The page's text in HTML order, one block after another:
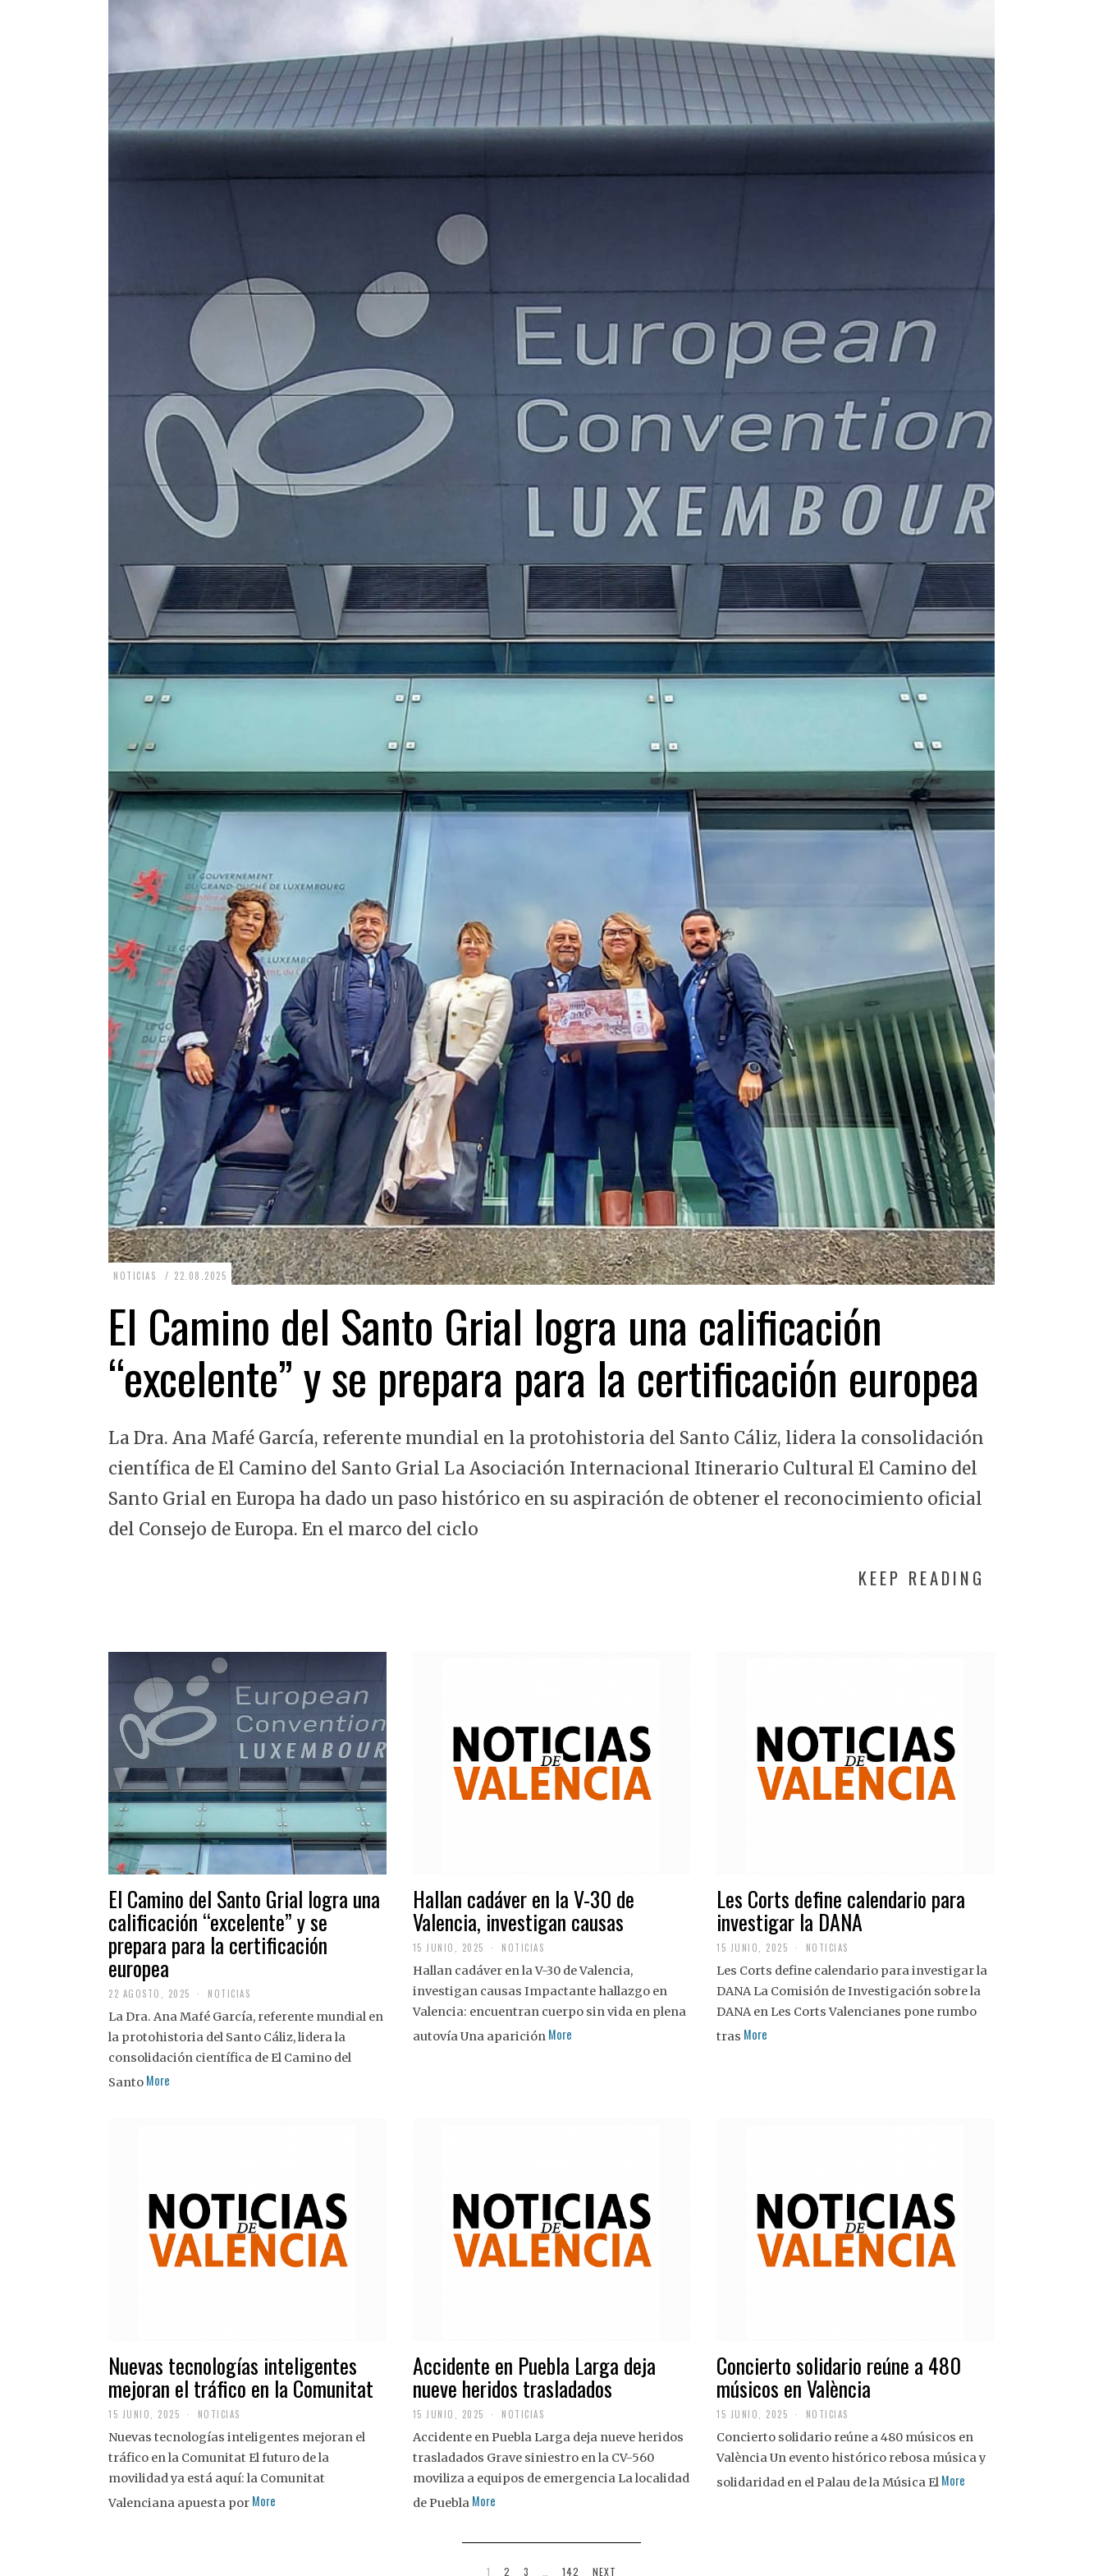
NOTICIAS 22.08.2025 2
.
0
0
2
El Camino del Santo Grial logra una calificación
“excelente” y se prepara para la certificación europea
La Dra. Ana Mafé García, referente mundial en la protohistoria del Santo Cáliz, lidera la consolidación
científica de El Camino del Santo Grial La Asociación Internacional Itinerario Cultural El Camino del
Santo Grial en Europa ha dado un paso histórico en su aspiración de obtener el reconocimiento oficial
del Consejo de Europa. En el marco del ciclo
KEEP READING
El Camino del Santo Grial logra una
calificación “excelente” y se
prepara para la certificación
europea
22 AGOSTO, 2025
A
G
O
S
NOTICIAS
La Dra. Ana Mafé García, referente mundial en
la protohistoria del Santo Cáliz, lidera la
consolidación científica de El Camino del
Santo More
Hallan cadáver en la V-30 de
Valencia, investigan causas
15 JUNIO, 2025 NOTICIAS
Hallan cadáver en la V-30 de Valencia,
investigan causas Impactante hallazgo en
Valencia: encuentran cuerpo sin vida en plena
autovía Una aparición More
Les Corts define calendario para
investigar la DANA
15 JUNIO, 2025 NOTICIAS
Les Corts define calendario para investigar la
DANA La Comisión de Investigación sobre la
DANA en Les Corts Valencianes pone rumbo
tras More
Nuevas tecnologías inteligentes
mejoran el tráfico en la Comunitat
15 JUNIO, 2025 NOTICIAS
Nuevas tecnologías inteligentes mejoran el
tráfico en la Comunitat El futuro de la
movilidad ya está aquí: la Comunitat
Valenciana apuesta por More
Accidente en Puebla Larga deja
nueve heridos trasladados
15 JUNIO, 2025 NOTICIAS
Accidente en Puebla Larga deja nueve heridos
trasladados Grave siniestro en la CV-560
moviliza a equipos de emergencia La localidad
de Puebla More
Concierto solidario reúne a 480
músicos en València
15 JUNIO, 2025 NOTICIAS
Concierto solidario reúne a 480 músicos en
València Un evento histórico rebosa música y
solidaridad en el Palau de la Música El More
1 2 3 … 142 NEXT